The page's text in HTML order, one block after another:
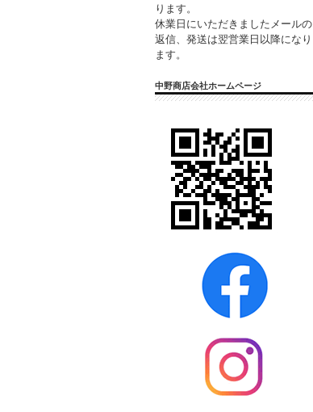
ります。
休業日にいただきましたメールの
返信、発送は翌営業日以降になり
ます。
中野商店会社ホームページ